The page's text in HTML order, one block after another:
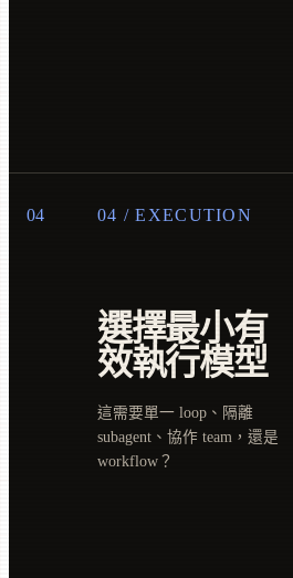
04 04 / EXECUTION
選擇最小有
效執行模型
這需要單一 loop、隔離
subagent、協作 team，還是
workflow？